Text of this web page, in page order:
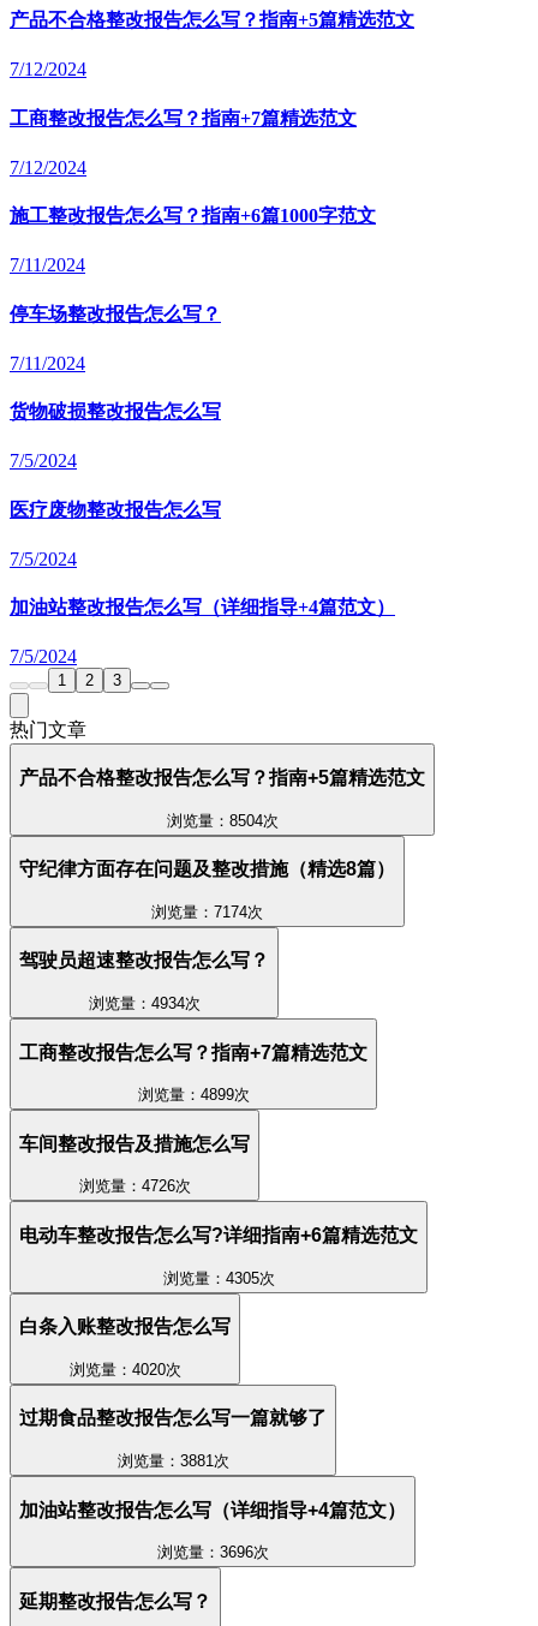
产品不合格整改报告怎么写？指南+5篇精选范文
7/12/2024
工商整改报告怎么写？指南+7篇精选范文
7/12/2024
施工整改报告怎么写？指南+6篇1000字范文
7/11/2024
停车场整改报告怎么写？
7/11/2024
货物破损整改报告怎么写
7/5/2024
医疗废物整改报告怎么写
7/5/2024
加油站整改报告怎么写（详细指导+4篇范文）
7/5/2024
1 2 3
热门文章
产品不合格整改报告怎么写？指南+5篇精选范文
浏览量：8504次
守纪律方面存在问题及整改措施（精选8篇）
浏览量：7174次
驾驶员超速整改报告怎么写？
浏览量：4934次
工商整改报告怎么写？指南+7篇精选范文
浏览量：4899次
车间整改报告及措施怎么写
浏览量：4726次
电动车整改报告怎么写?详细指南+6篇精选范文
浏览量：4305次
白条入账整改报告怎么写
浏览量：4020次
过期食品整改报告怎么写一篇就够了
浏览量：3881次
加油站整改报告怎么写（详细指导+4篇范文）
浏览量：3696次
延期整改报告怎么写？